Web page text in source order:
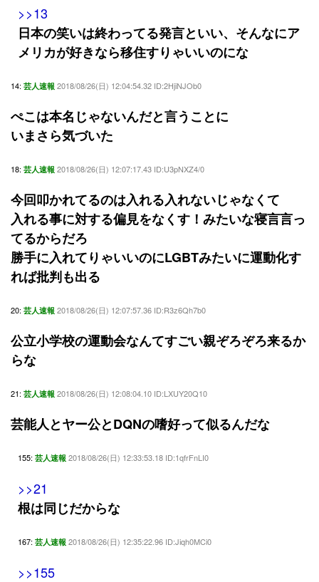
>>13
日本の笑いは終わってる発言といい、そんなにア
メリカが好きなら移住すりゃいいのにな
14: 芸人速報 2018/08/26(日) 12:04:54.32 ID:2HjiNJOb0
ぺこは本名じゃないんだと言うことに
いまさら気づいた
18: 芸人速報 2018/08/26(日) 12:07:17.43 ID:U3pNXZ4/0
今回叩かれてるのは入れる入れないじゃなくて
入れる事に対する偏見をなくす！みたいな寝言言っ
てるからだろ
勝手に入れてりゃいいのにLGBTみたいに運動化す
れば批判も出る
20: 芸人速報 2018/08/26(日) 12:07:57.36 ID:R3z6Qh7b0
公立小学校の運動会なんてすごい親ぞろぞろ来るか
らな
21: 芸人速報 2018/08/26(日) 12:08:04.10 ID:LXUY20Q10
芸能人とヤー公とDQNの嗜好って似るんだな
155: 芸人速報 2018/08/26(日) 12:33:53.18 ID:1qfrFnLI0
>>21
根は同じだからな
167: 芸人速報 2018/08/26(日) 12:35:22.96 ID:Jiqh0MCi0
>>155